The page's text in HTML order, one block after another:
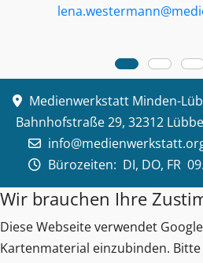
Medienwerkstatt Minden-
Bahnhofstraße 29, 32312
Bürozeiten: DI, DO, FR
Wir brauchen Ihre
Diese Webseite verwendet
Kartenmaterial einzubinden. Bitte